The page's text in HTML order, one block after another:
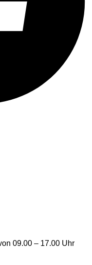
09.00 – 17.00 Uhr